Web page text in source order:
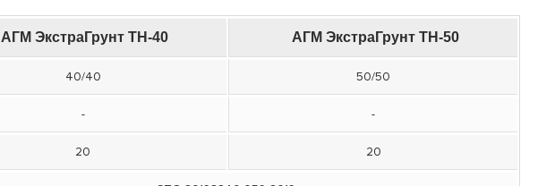
АГМ ЭкстраГрунт ТН-40 АГМ ЭкстраГрунт ТН-50
40/40 50/50
- -
20 20